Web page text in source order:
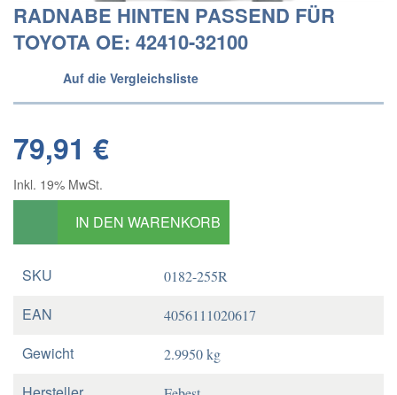
RADNABE HINTEN PASSEND FÜR
TOYOTA OE: 42410-32100
Auf die Vergleichsliste
79,91 €
Inkl. 19% MwSt.
IN DEN WARENKORB
SKU 0182-255R
EAN 4056111020617
Gewicht 2.9950 kg